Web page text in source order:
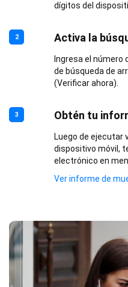
dígitos del
2 Activa la
Ingresa el número
de búsqueda de
(Verificar ahora).
3 Obtén tu
Luego de
dispositivo móvil,
electrónico en
Ver informe de